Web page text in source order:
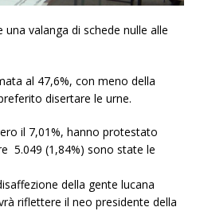
valanga di schede nulle alle
al 47,6%, con meno della
disertare le urne.
il 7,01%, hanno protestato
5.049 (1,84%) sono state le
della gente lucana
riflettere il neo presidente della